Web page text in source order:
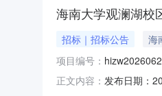
海南大学观澜湖校
招标｜招标公告 海
项目编号：
正文内容： 发布日期：